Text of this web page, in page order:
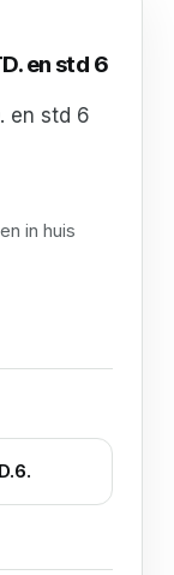
en std 6
en std 6
in huis